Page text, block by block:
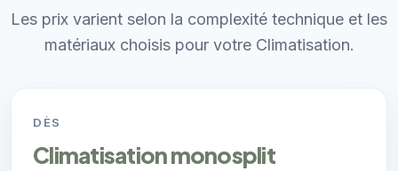
Les prix varient selon la complexité technique et les
matériaux choisis pour votre Climatisation.
DÈS
Climatisation monosplit